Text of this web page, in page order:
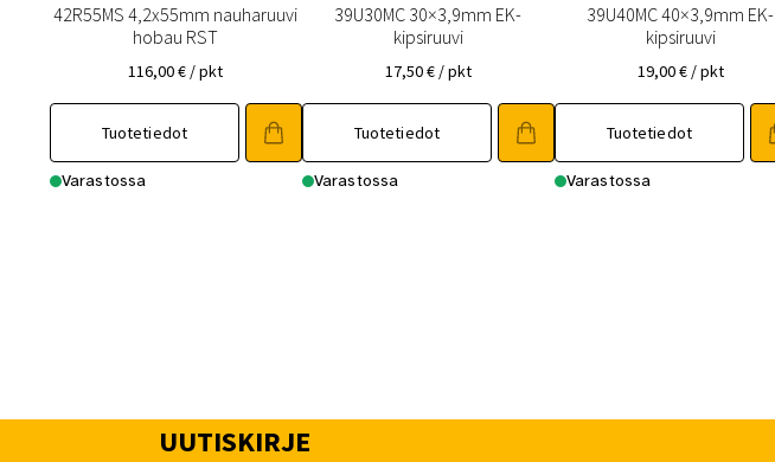
42R55MS 4,2x55mm nauharuuvi
hobau RST
116,00€ / pkt
Tuotetiedot
Varastossa
39U30MC 30×3,9mm EK-
kipsiruuvi
17,50€ / pkt
Tuotetiedot
Varastossa
39U40MC 40×3,9mm EK-
kipsiruuvi
19,00€ / pkt
Tuotetiedot
Varastossa
UUTISKIRJE